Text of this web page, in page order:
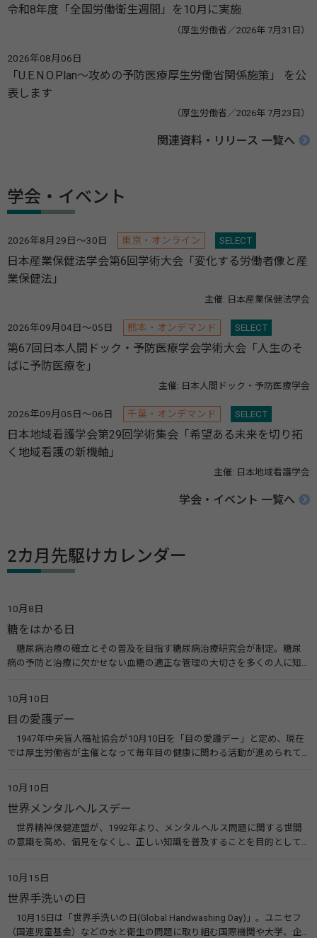
令和8年度「全国労働衛生週間」を10月に実施
（厚生労働省／2026年 7月31日）
2026年08月06日
「U.E.N.O.Plan～攻めの予防医療厚生労働省関係施策」 を公
表します
（厚生労働省／2026年 7月23日）
関連資料・リリース 一覧へ
学会・イベント
2026年8月29日～30日 東京・オンライン SELECT
日本産業保健法学会第6回学術大会「変化する労働者像と産
業保健法」
主催: 日本産業保健法学会
2026年09月04日～05日 熊本・オンデマンド SELECT
第67回日本人間ドック・予防医療学会学術大会「人生のそ
ばに予防医療を」
主催: 日本人間ドック・予防医療学会
2026年09月05日～06日 千葉・オンデマンド SELECT
日本地域看護学会第29回学術集会「希望ある未来を切り拓
く地域看護の新機軸」
主催: 日本地域看護学会
学会・イベント 一覧へ
2カ月先駆けカレンダー
10月8日
糖をはかる日
糖尿病治療の確立とその普及を目指す糖尿病治療研究会が制定。糖尿
病の予防と治療に欠かせない血糖の適正な管理の大切さを多くの人に知
療研究会） 糖尿病ネットワーク
10月10日
目の愛護デー
1947年中央盲人福祉協会が10月10日を「目の愛護デー」と定め、現在
では厚生労働省が主催となって毎年目の健康に関わる活動が進められて
会）
10月10日
世界メンタルヘルスデー
世界精神保健連盟が、1992年より、メンタルヘルス問題に関する世間
の意識を高め、偏見をなくし、正しい知識を普及することを目的として、
す。 関連リンク 世界メンタルヘルスデー（厚生労働省） 働く人のメンタ
ルヘルス・ポータルサイト「こころの耳」（厚生労働省）
10月15日
世界手洗いの日
10月15日は「世界手洗いの日(Global Handwashing Day)」。ユニセフ
（国連児童基金）などの水と衛生の問題に取り組む国際機関や大学、企